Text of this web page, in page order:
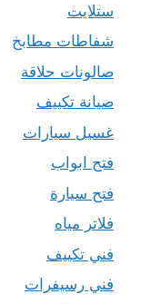
ستلايت
شفاطات مطابخ
صالونات حلاقة
صيانة تكييف
غسيل سيارات
فتح ابواب
فتح سيارة
فلاتر مياه
فني تكييف
فني رسيفرات